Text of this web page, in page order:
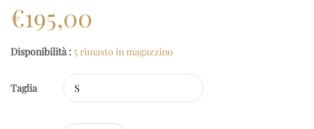
€195,00
Disponibilità : 5 rimasto in magazzino
Taglia